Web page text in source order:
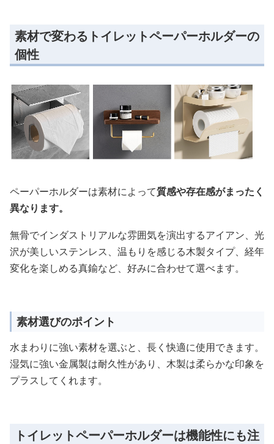
素材で変わるトイレットペーパーホルダーの
個性
ペーパーホルダーは素材によって質感や存在感がまったく
異なります。
無骨でインダストリアルな雰囲気を演出するアイアン、光
沢が美しいステンレス、温もりを感じる木製タイプ、経年
変化を楽しめる真鍮など、好みに合わせて選べます。
素材選びのポイント
水まわりに強い素材を選ぶと、長く快適に使用できます。
湿気に強い金属製は耐久性があり、木製は柔らかな印象を
プラスしてくれます。
トイレットペーパーホルダーは機能性にも注